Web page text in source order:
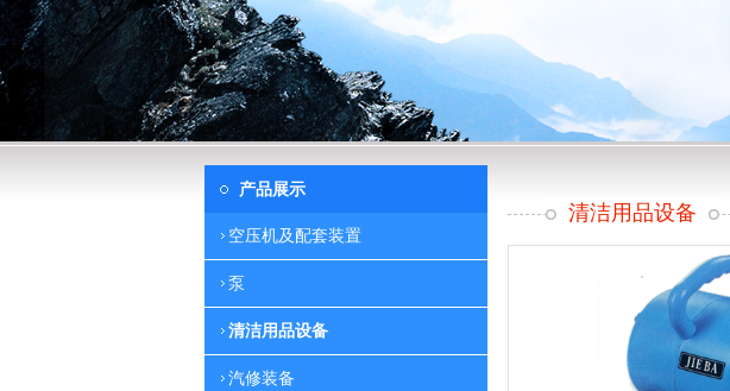
产品展示
空压机及配套装置
泵
清洁用品设备
汽修装备
清洁用品设备